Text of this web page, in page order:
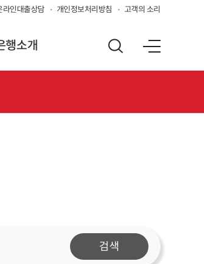
라인대출상담 개인정보처리방침 고객의 소리
행소개
검색